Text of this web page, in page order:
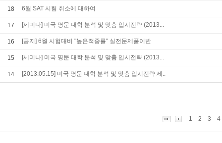
18 6월 SAT 시험 취소에 대하여
17 [세미나] 미국 명문 대학 분석 및 맞춤 입시전략 (2013...
16 [공지] 6월 시험대비 "높은적중률" 실전문제풀이반
15 [세미나] 미국 명문 대학 분석 및 맞춤 입시전략 (2013...
14 [2013.05.15] 미국 명문 대학 분석 및 맞춤 입시전략 세..
1 2 3